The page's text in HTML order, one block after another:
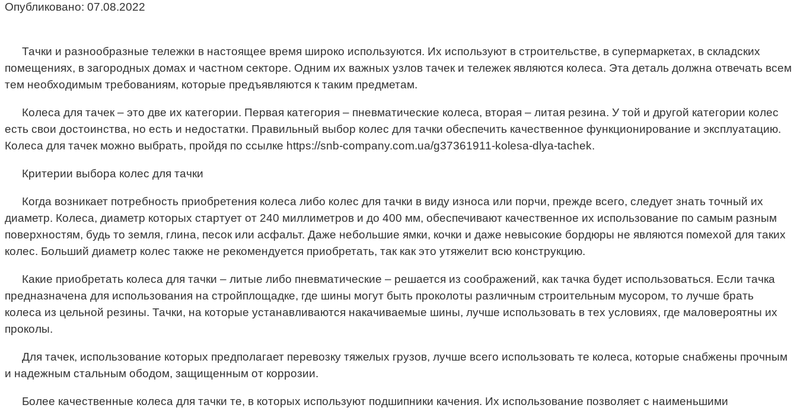
Опубликовано: 07.08.2022
Тачки и разнообразные тележки в настоящее время широко используются. Их используют в строительстве, в супермаркетах, в складских
помещениях, в загородных домах и частном секторе. Одним их важных узлов тачек и тележек являются колеса. Эта деталь должна отвечать всем
тем необходимым требованиям, которые предъявляются к таким предметам.
Колеса для тачек – это две их категории. Первая категория – пневматические колеса, вторая – литая резина. У той и другой категории колес
есть свои достоинства, но есть и недостатки. Правильный выбор колес для тачки обеспечить качественное функционирование и эксплуатацию.
Колеса для тачек можно выбрать, пройдя по ссылке https://snb-company.com.ua/g37361911-kolesa-dlya-tachek.
Критерии выбора колес для тачки
Когда возникает потребность приобретения колеса либо колес для тачки в виду износа или порчи, прежде всего, следует знать точный их
диаметр. Колеса, диаметр которых стартует от 240 миллиметров и до 400 мм, обеспечивают качественное их использование по самым разным
поверхностям, будь то земля, глина, песок или асфальт. Даже небольшие ямки, кочки и даже невысокие бордюры не являются помехой для таких
колес. Больший диаметр колес также не рекомендуется приобретать, так как это утяжелит всю конструкцию.
Какие приобретать колеса для тачки – литые либо пневматические – решается из соображений, как тачка будет использоваться. Если тачка
предназначена для использования на стройплощадке, где шины могут быть проколоты различным строительным мусором, то лучше брать
колеса из цельной резины. Тачки, на которые устанавливаются накачиваемые шины, лучше использовать в тех условиях, где маловероятны их
проколы.
Для тачек, использование которых предполагает перевозку тяжелых грузов, лучше всего использовать те колеса, которые снабжены прочным
и надежным стальным ободом, защищенным от коррозии.
Более качественные колеса для тачки те, в которых используют подшипники качения. Их использование позволяет с наименьшими